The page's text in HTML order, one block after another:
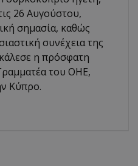
26 Αυγούστου,
σημασία, καθώς
συνέχεια της
η πρόσφατη
του ΟΗΕ,
Κύπρο.